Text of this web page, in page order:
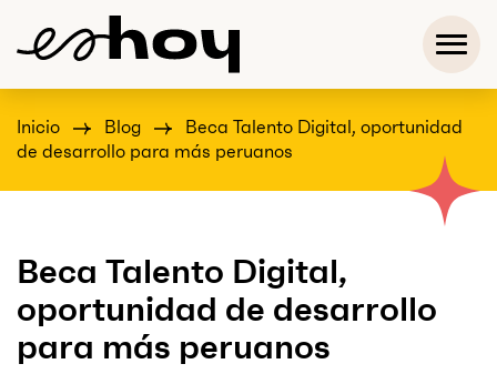
Inicio Blog
Beca Talento Digital, oportunidad
de desarrollo para más peruanos
Beca Talento Digital,
oportunidad de desarrollo
para más peruanos